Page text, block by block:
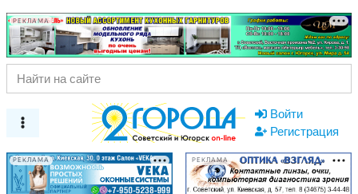
РЕКЛАМА
Войти
Регистрация
РЕКЛАМА РЕКЛАМА